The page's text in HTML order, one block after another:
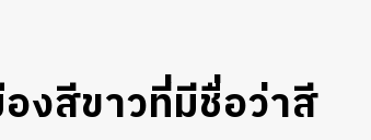
งสีขาวที่มีชื่อว่าสี